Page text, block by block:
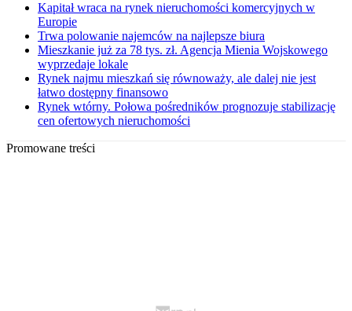
Kapitał wraca na rynek nieruchomości komercyjnych w
Europie
Trwa polowanie najemców na najlepsze biura
Mieszkanie już za 78 tys. zł. Agencja Mienia Wojskowego
wyprzedaje lokale
Rynek najmu mieszkań się równoważy, ale dalej nie jest
łatwo dostępny finansowo
Rynek wtórny. Połowa pośredników prognozuje stabilizację
cen ofertowych nieruchomości
Promowane treści